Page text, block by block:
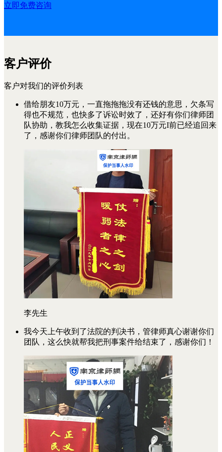
立即免费咨询
客户评价
客户对我们的评价列表
借给朋友10万元，一直拖拖拖没有还钱的意思，欠条写
得也不规范，也快多了诉讼时效了，还好有你们律师团
队协助，教我怎么收集证据，现在10万元I前已经追回来
了，感谢你们律师团队的付出。
李先生
我今天上午收到了法院的判决书，管律师真心谢谢你们
团队，这么快就帮我把刑事案件给结束了，感谢你们！